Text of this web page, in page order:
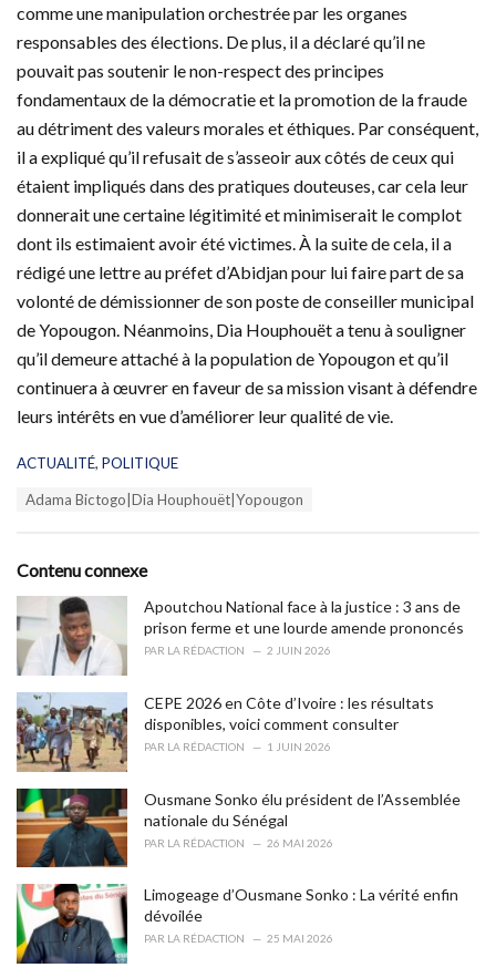
comme une manipulation orchestrée par les organes
responsables des élections. De plus, il a déclaré qu’il ne
pouvait pas soutenir le non-respect des principes
fondamentaux de la démocratie et la promotion de la fraude
au détriment des valeurs morales et éthiques. Par conséquent,
il a expliqué qu’il refusait de s’asseoir aux côtés de ceux qui
étaient impliqués dans des pratiques douteuses, car cela leur
donnerait une certaine légitimité et minimiserait le complot
dont ils estimaient avoir été victimes. À la suite de cela, il a
rédigé une lettre au préfet d’Abidjan pour lui faire part de sa
volonté de démissionner de son poste de conseiller municipal
de Yopougon. Néanmoins, Dia Houphouët a tenu à souligner
qu’il demeure attaché à la population de Yopougon et qu’il
continuera à œuvrer en faveur de sa mission visant à défendre
leurs intérêts en vue d’améliorer leur qualité de vie.
C
o
r
i
e
s
:
ACTUALITÉ, POLITIQUE
:
Adama Bictogo|Dia Houphouët|Yopougon
Contenu connexe
Apoutchou National face à la justice : 3 ans de
prison ferme et une lourde amende prononcés
PAR LA RÉDACTION 2 JUIN 2026
CEPE 2026 en Côte d’Ivoire : les résultats
disponibles, voici comment consulter
PAR LA RÉDACTION 1 JUIN 2026
Ousmane Sonko élu président de l’Assemblée
nationale du Sénégal
PAR LA RÉDACTION 26 MAI 2026
Limogeage d’Ousmane Sonko : La vérité enfin
dévoilée
PAR LA RÉDACTION 25 MAI 2026